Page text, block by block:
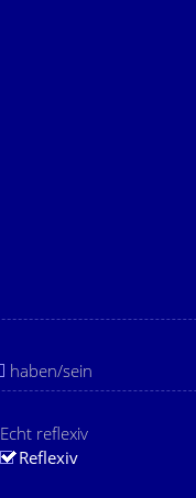
haben/sein
Echt reflexiv
Reflexiv